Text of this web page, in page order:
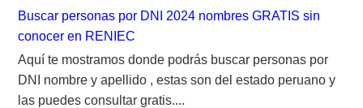
Buscar personas por DNI 2024 nombres GRATIS sin
conocer en RENIEC
Aquí te mostramos donde podrás buscar personas por
DNI nombre y apellido , estas son del estado peruano y
las puedes consultar gratis....